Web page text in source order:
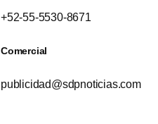
+52-55-5530-8671
Comercial
publicidad@sdpnoticias.com